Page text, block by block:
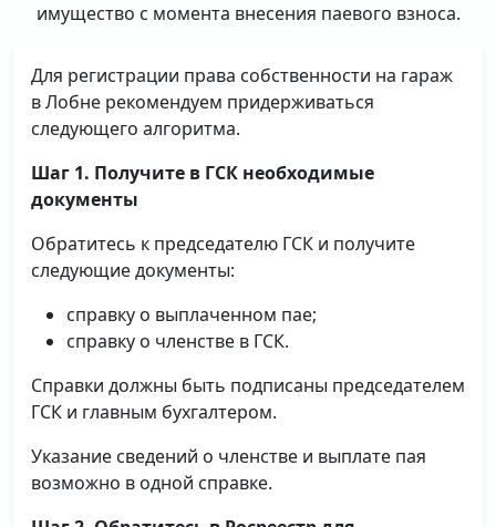
имущество с момента внесения паевого взноса.
Для регистрации права собственности на гараж
в Лобне рекомендуем придерживаться
следующего алгоритма.
Шаг 1. Получите в ГСК необходимые
документы
Обратитесь к председателю ГСК и получите
следующие документы:
справку о выплаченном пае;
справку о членстве в ГСК.
Справки должны быть подписаны председателем
ГСК и главным бухгалтером.
Указание сведений о членстве и выплате пая
возможно в одной справке.